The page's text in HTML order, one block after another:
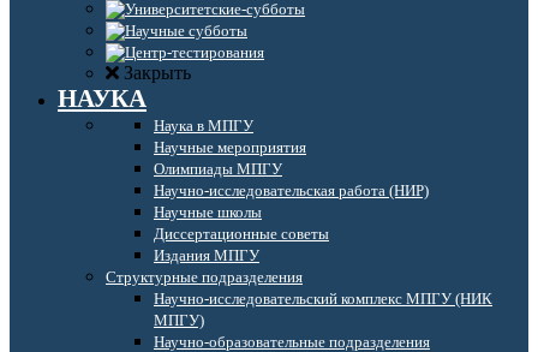
Закрыть
НАУКА
Наука в МПГУ
Научные мероприятия
Олимпиады МПГУ
Научно-исследовательская работа (НИР)
Научные школы
Диссертационные советы
Издания МПГУ
Структурные подразделения
Научно-исследовательский комплекс МПГУ (НИК
МПГУ)
Научно-образовательные подразделения